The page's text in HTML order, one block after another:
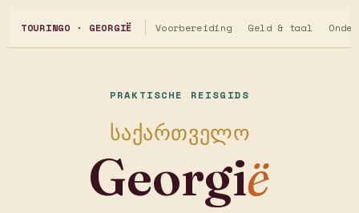
TOURINGO · GEORGIË Voorbereiding Geld & taal
PRAKTISCHE REISGIDS
საქართველო
Georgië